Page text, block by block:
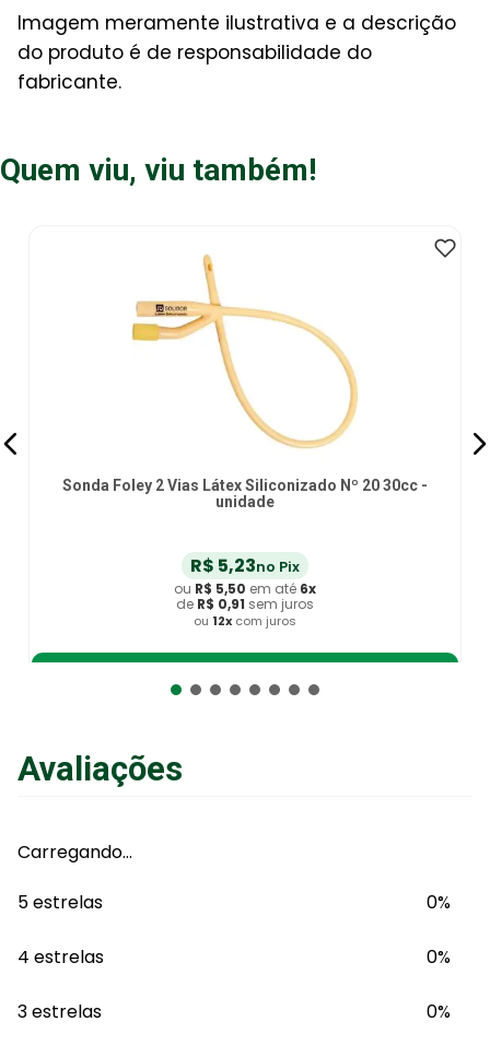
Imagem meramente ilustrativa e a descrição
do produto é de responsabilidade do
fabricante.
Quem viu, viu também!
Sonda Foley 2 Vias Látex Siliconizado Nº 20 30cc -
unidade
R$ 5,23no Pix
ou R$ 5,50 em até 6x
de R$ 0,91 sem juros
ou 12x com juros
Avaliações
Carregando…
5 estrelas
0%
4 estrelas 0%
3 estrelas 0%